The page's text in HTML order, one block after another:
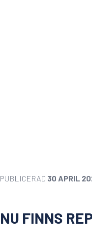
PUBLICERAD 30 APRIL
NU FINNS